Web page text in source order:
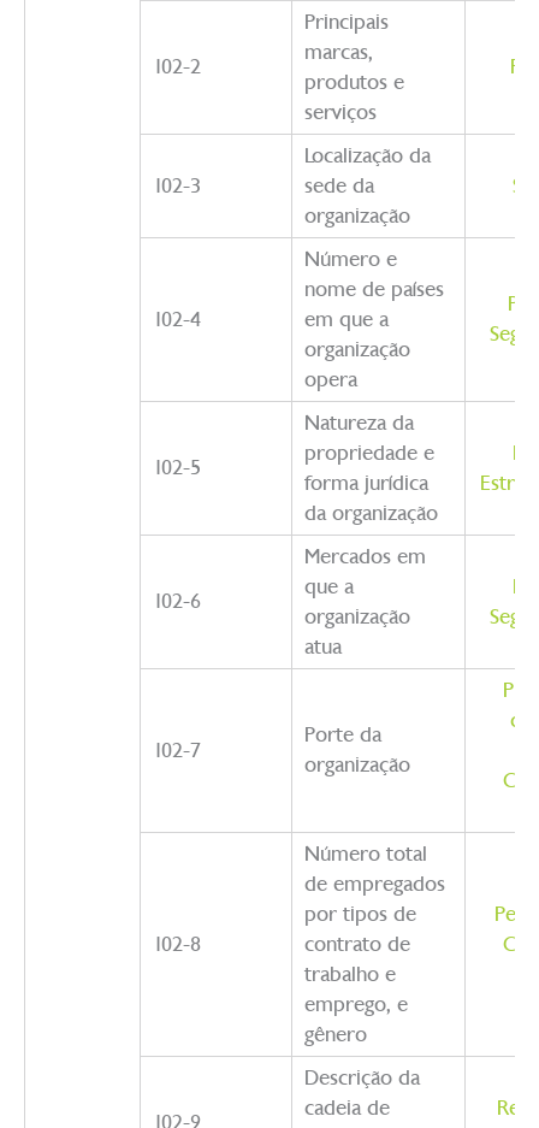
102-2
Principais
marcas,
produtos e
serviços
102-3
Localização da
sede da
organização
102-4
Número e
nome de países
em que a
organização
opera
102-5
Natureza da
propriedade e
forma jurídica
da organização
102-6
Mercados em
que a
organização
atua
102-7
Porte da
organização
de
102-8
Número total
de empregados
por tipos de
contrato de
trabalho e
emprego, e
gênero
102-9
Descrição da
cadeia de